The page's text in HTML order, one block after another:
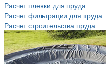
Расчет пленки для пруда
Расчет фильтрации для пруда
Расчет строительства пруда